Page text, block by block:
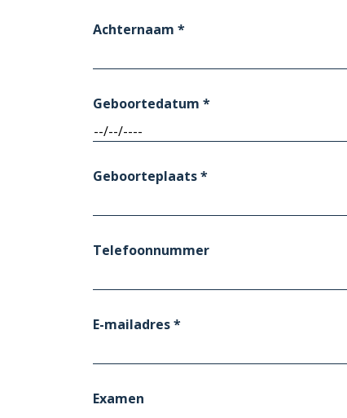
Achternaam *
Geboortedatum *
Geboorteplaats *
Telefoonnummer
E-mailadres *
Examen